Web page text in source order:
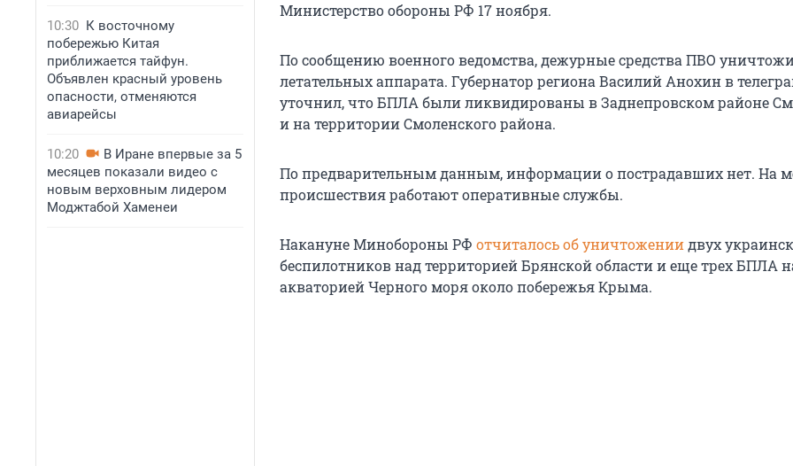
10:30 К восточному
побережью Китая
приближается тайфун.
Объявлен красный уровень
опасности, отменяются
авиарейсы
10:20
В Иране впервые за 5
месяцев показали видео с
новым верховным лидером
Моджтабой Хаменеи
Министерство обороны РФ 17 ноября.
По сообщению военного ведомства, дежурные средства ПВО
летательных аппарата. Губернатор региона Василий Анохин в
уточнил, что БПЛА были ликвидированы в Заднепровском районе
и на территории Смоленского района.
По предварительным данным, информации о пострадавших нет. На
происшествия работают оперативные службы.
Накануне Минобороны РФ отчиталось об уничтожениидвух
беспилотников над территорией Брянской области и еще трех БПЛА
акваторией Черного моря около побережья Крыма.